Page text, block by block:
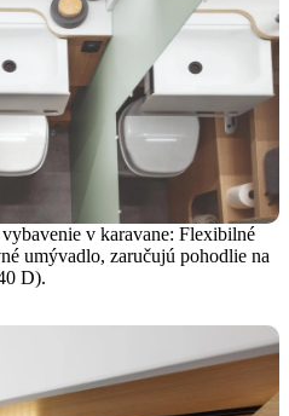
v karavane: Flexibilné
umývadlo, zaručujú pohodlie na
D).